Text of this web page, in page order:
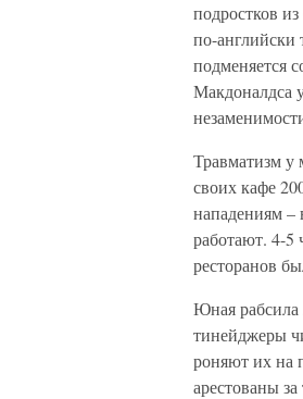
подростков
по-английски
подменяется
Макдоналдса
Травматизм у
своих кафе
нападениям –
работают. 4-
ресторанов
Юная рабсила
тинейджеры
роняют их на
арестованы